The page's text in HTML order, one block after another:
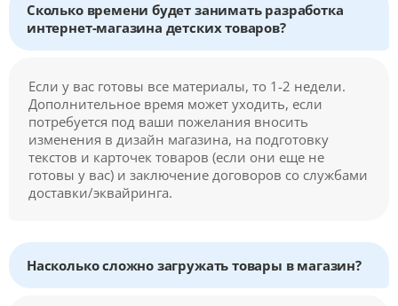
Сколько времени будет занимать разработка
интернет-магазина детских товаров?
Если у вас готовы все материалы, то 1-2 недели.
Дополнительное время может уходить, если
потребуется под ваши пожелания вносить
изменения в дизайн магазина, на подготовку
текстов и карточек товаров (если они еще не
готовы у вас) и заключение договоров со службами
доставки/эквайринга.
Насколько сложно загружать товары в магазин?